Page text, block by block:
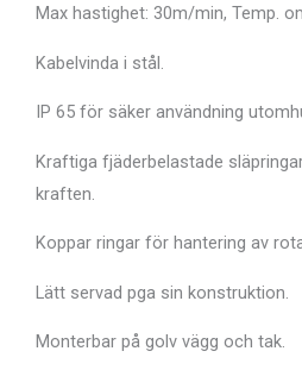
Max hastighet: 30m/min, Temp.
Kabelvinda i stål.
IP 65 för säker användning
Kraftiga fjäderbelastade
kraften.
Koppar ringar för hantering av
Lätt servad pga sin konstruktion.
Monterbar på golv vägg och tak.